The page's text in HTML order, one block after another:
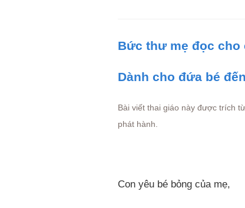
Bức thư mẹ đọc cho
Dành cho đứa bé
Bài viết thai giáo này được trích
phát hành.
Con yêu bé bỏng của mẹ,